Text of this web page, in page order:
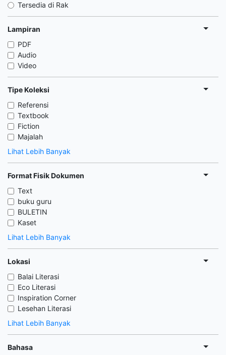
Tersedia di Rak
Lampiran
PDF
Audio
Video
Tipe Koleksi
Referensi
Textbook
Fiction
Majalah
Lihat Lebih Banyak
Format Fisik Dokumen
Text
buku guru
BULETIN
Kaset
Lihat Lebih Banyak
Lokasi
Balai Literasi
Eco Literasi
Inspiration Corner
Lesehan Literasi
Lihat Lebih Banyak
Bahasa